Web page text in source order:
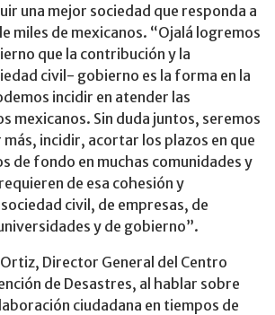
una mejor sociedad que responda a
miles de mexicanos. “Ojalá logremos
que la contribución y la
civil- gobierno es la forma en la
incidir en atender las
mexicanos. Sin duda juntos, seremos
más, incidir, acortar los plazos en que
de fondo en muchas comunidades y
de esa cohesión y
civil, de empresas, de
y de gobierno”.
Director General del Centro
de Desastres, al hablar sobre
ciudadana en tiempos de